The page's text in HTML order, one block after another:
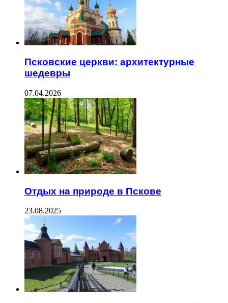
Псковские церкви: архитектурные
шедевры
07.04.2026
Отдых на природе в Пскове
23.08.2025